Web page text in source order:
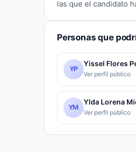
las que el candidato
Personas que
YP
Yissel Flores
Ver perfil público
YM
Ylda Lorena
Ver perfil público